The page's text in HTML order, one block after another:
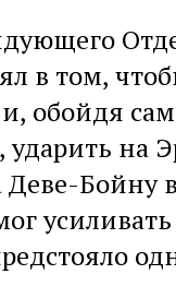
в том,
обойдя
на
Деве-